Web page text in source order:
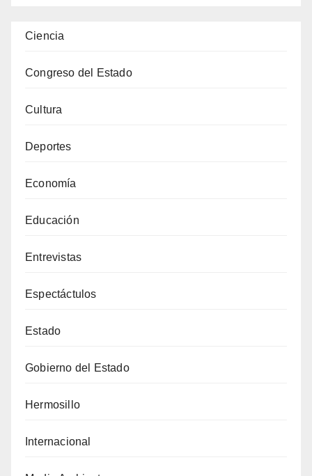
Ciencia
Congreso del Estado
Cultura
Deportes
Economía
Educación
Entrevistas
Espectáctulos
Estado
Gobierno del Estado
Hermosillo
Internacional